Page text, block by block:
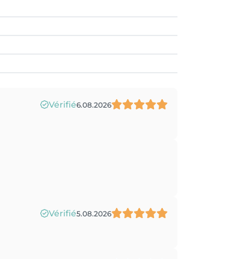
Vérifié6.08.2026
Vérifié5.08.2026